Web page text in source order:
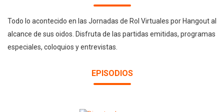
Todo lo acontecido en las Jornadas de Rol Virtuales por Hangout al
alcance de sus oidos. Disfruta de las partidas emitidas, programas
especiales, coloquios y entrevistas.
EPISODIOS